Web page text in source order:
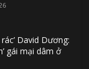
David Dương:
gái mại dâm ở